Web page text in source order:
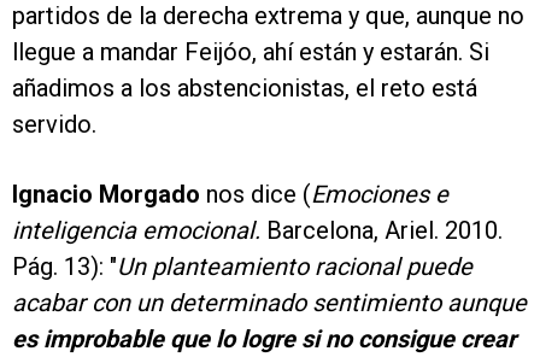
partidos de la derecha extrema y que, aunque no
llegue a mandar Feijóo, ahí están y estarán. Si
añadimos a los abstencionistas, el reto está
servido.
Ignacio Morgado nos dice (Emociones e
inteligencia emocional. Barcelona, Ariel. 2010.
Pág. 13): "Un planteamiento racional puede
acabar con un determinado sentimiento aunque
es improbable que lo logre si no consigue crear